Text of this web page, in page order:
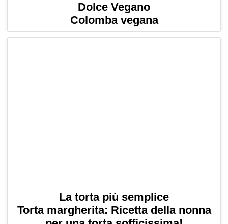
Dolce Vegano
Colomba vegana
La torta più semplice
Torta margherita: Ricetta della nonna